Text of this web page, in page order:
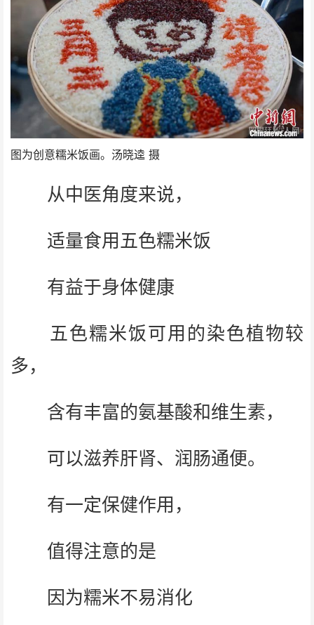
图为创意糯米饭画。汤晓逵 摄
从中医角度来说，
适量食用五色糯米饭
有益于身体健康
五色糯米饭可用的染色植物较
多，
含有丰富的氨基酸和维生素，
可以滋养肝肾、润肠通便。
有一定保健作用，
值得注意的是
因为糯米不易消化